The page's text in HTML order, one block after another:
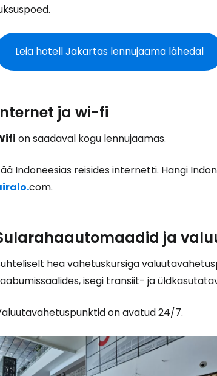
Leia hotell Jakartas lennujaama lähedal
ja wi-fi
on saadaval kogu lennujaamas.
Indoneesias reisides internetti. Hangi
com.
ja
hea vahetuskursiga
isegi transiit- ja
on avatud 24/7.